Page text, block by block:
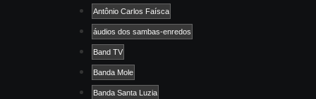
Antônio Carlos Faísca
áudios dos sambas-enredos
Band TV
Banda Mole
Banda Santa Luzia